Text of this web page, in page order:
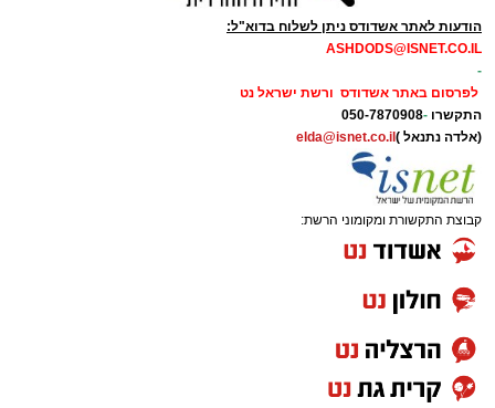
הודעות לאתר אשדודס ניתן לשלוח בדוא"ל:
ASHDODS@ISNET.CO.IL
-
לפרסום באתר אשדודס ורשת ישראל נט
התקשרו -
050-7870908
(אלדה נתנאל ) elda@isnet.co.il
קבוצת התקשורת ומקומוני הרשת: